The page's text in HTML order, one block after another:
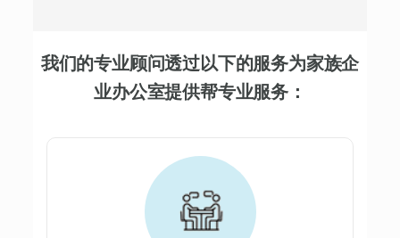
我们的专业顾问透过以下的服务为家族企
业办公室提供帮专业服务：